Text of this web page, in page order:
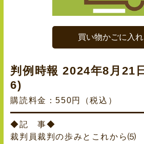
買い物かごに入
判例時報 2024年8月21
6)
購読料金：550円（税込）
◆記 事◆
裁判員裁判の歩みとこれから⑸